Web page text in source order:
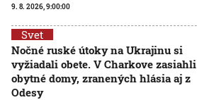
9. 8. 2026, 9:00:00
Svet
Nočné ruské útoky na Ukrajinu si
vyžiadali obete. V Charkove zasiahli
obytné domy, zranených hlásia aj z
Odesy